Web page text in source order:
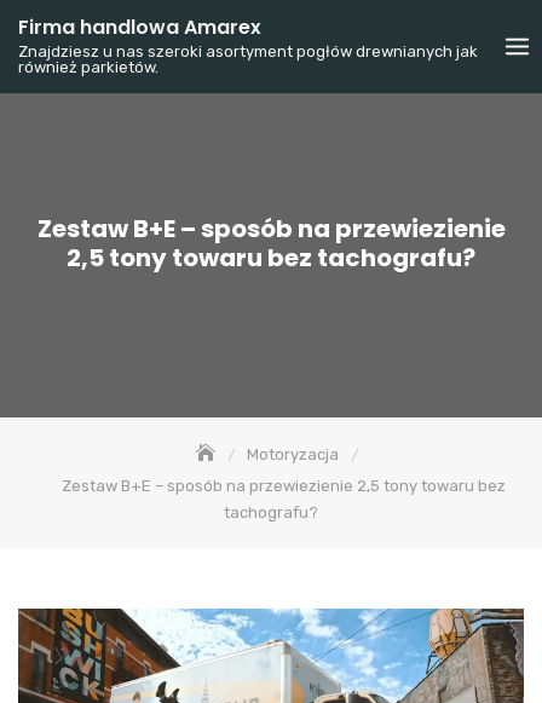
Skip
content
Firma handlowa Amarex
Znajdziesz u nas szeroki asortyment pogłów drewnianych jak
również parkietów.
Zestaw B+E – sposób na przewiezienie
2,5 tony towaru bez tachografu?
Motoryzacja
Zestaw B+E – sposób na przewiezienie 2,5 tony towaru bez
tachografu?